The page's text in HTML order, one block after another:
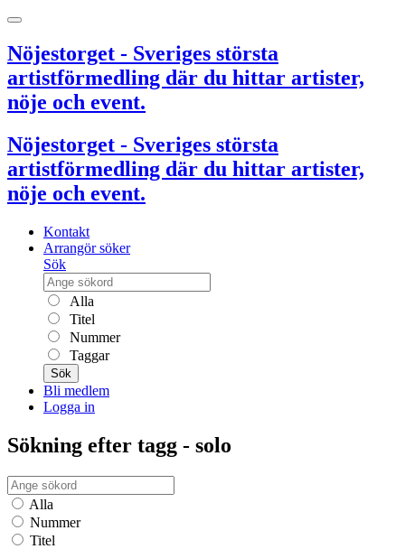
Nöjestorget - Sveriges största
artistförmedling där du hittar artister,
nöje och event.
Nöjestorget - Sveriges största
artistförmedling där du hittar artister,
nöje och event.
Kontakt
Arrangör söker
Sök
Alla
Titel
Nummer
Taggar
Sök
Bli medlem
Logga in
Sökning efter tagg - solo
Alla
Nummer
Titel